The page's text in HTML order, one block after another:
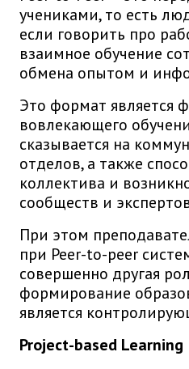
учениками, то есть
если говорить про
взаимное обучение
обмена опытом и
Это формат является
вовлекающего
сказывается на
отделов, а также
коллектива и
сообществ и
При этом
при Peer-to-peer
совершенно другая
формирование
является
Project-based Learning